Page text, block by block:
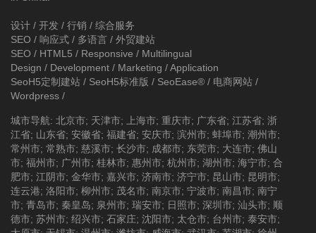
设计 / 开发 / 行销 / 综合服务
SEO / 响应式 / 多语言 / 外贸建站
SEO / HTML5 / Responsive / Multilingual
Design / Development / Marketing / Application
SeoH5定制建站 / SeoH5标准版 / SeoEase® / 电商网站 /
Wordpress /
城市导航: 北京市; 天津市; 上海市; 重庆市; 广东省; 江苏省; 浙
江省; 山东省; 安徽省; 福建省; 安庆市; 滨州市; 蚌埠市; 潮州市;
常州市; 常熟市; 慈溪市; 长沙市; 成都市; 东莞市; 大连市; 佛山
市; 福州市; 广州市; 桂林市; 惠州市; 杭州市; 湖州市; 海宁市; 合
肥市; 江阴市; 金华市; 嘉兴市; 济南市; 济宁市; 昆山市; 昆明市;
连云港; 洛阳市; 柳州市; 茂名市; 南京市; 宁波市; 南昌市; 南宁
市; 青岛市; 秦皇岛; 泉州市; 瑞安市; 日照市; 深圳市; 汕头市; 顺
德市; 苏州市; 绍兴市; 石家庄; 沈阳市; 太仓市; 台州市; 泰安市;